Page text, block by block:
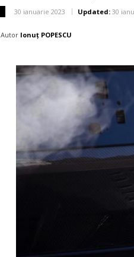
30 ianuarie 2023 Updated: 30
Autor Ionuț POPESCU